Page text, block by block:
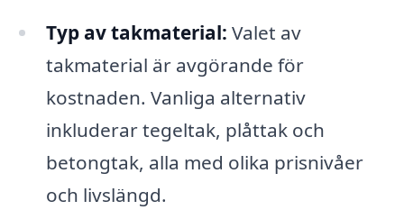
Typ av takmaterial: Valet av
takmaterial är avgörande för
kostnaden. Vanliga alternativ
inkluderar tegeltak, plåttak och
betongtak, alla med olika prisnivåer
och livslängd.